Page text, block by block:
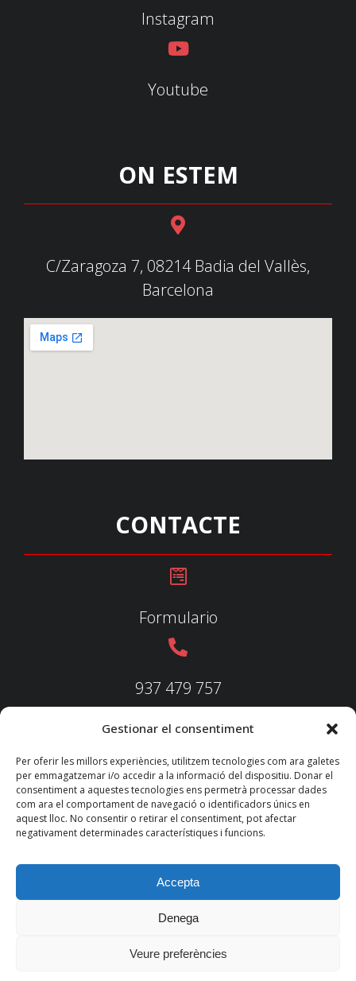
Gestionar el consentiment
Per oferir les millors experiències, utilitzem tecnologies com ara galetes
per emmagatzemar i/o accedir a la informació del dispositiu. Donar el
consentiment a aquestes tecnologies ens permetrà processar dades
com ara el comportament de navegació o identificadors únics en
aquest lloc. No consentir o retirar el consentiment, pot afectar
negativament determinades característiques i funcions.
Accepta
Denega
Veure preferències
Instagram
Youtube
ON ESTEM
C/Zaragoza 7, 08214 Badia del Vallès,
Barcelona
CONTACTE
Formulario
937 479 757
937 479 758
federacio@fedecatjudo.cat
Consultores S.L.